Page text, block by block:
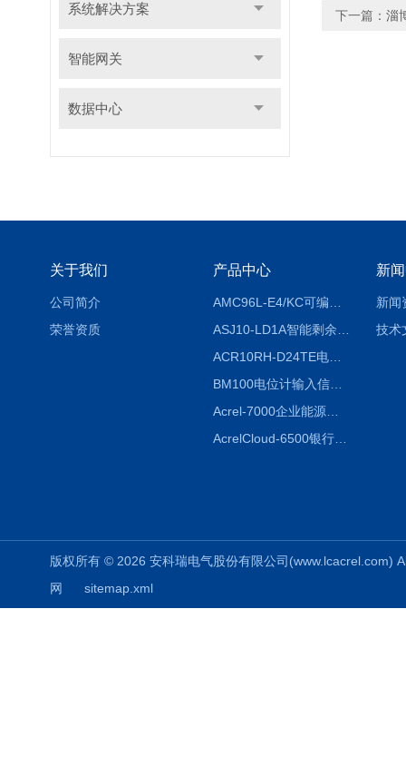
系统解决方案
智能网关
数据中心
下一篇： 淄
关于我们
公司简介
荣誉资质
产品中心
ACR10RH-D24TE电力仪表外置开口式互感器
BM100电位计输入信号隔离器
Acrel-7000企业能源管控平台
AcrelCloud-6500银行业安全用电能耗云平台
新
新闻
技术
版权所有 © 2026 安科瑞电气股份有限公司
网
sitemap.xml